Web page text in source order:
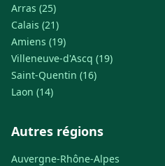
Arras (25)
Calais (21)
Amiens (19)
Villeneuve-d'Ascq (19)
Saint-Quentin (16)
Laon (14)
Autres régions
Auvergne-Rhône-Alpes